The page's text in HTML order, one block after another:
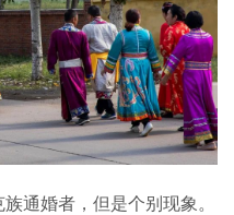
通婚者，但是个别现象。